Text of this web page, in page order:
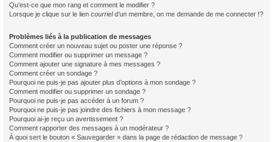
Qu’est-ce que mon rang et comment le modifier ?
Lorsque je clique sur le lien courrield’un membre, on me demande de me connecter !?
Problèmes liés à la publication de messages
Comment créer un nouveau sujet ou poster une réponse ?
Comment modifier ou supprimer un message ?
Comment ajouter une signature à mes messages ?
Comment créer un sondage ?
Pourquoi ne puis-je pas ajouter plus d’options à mon sondage ?
Comment modifier ou supprimer un sondage ?
Pourquoi ne puis-je pas accéder à un forum ?
Pourquoi ne puis-je pas joindre des fichiers à mon message ?
Pourquoi ai-je reçu un avertissement ?
Comment rapporter des messages à un modérateur ?
À quoi sert le bouton « Sauvegarder » dans la page de rédaction de message ?